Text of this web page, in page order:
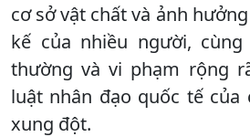
cơ sở vật chất và ảnh
kế của nhiều người,
thường và vi phạm rộng
luật nhân đạo quốc tế của
xung đột.